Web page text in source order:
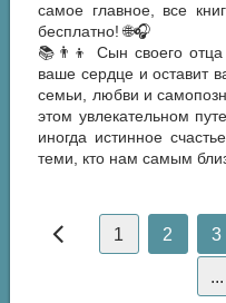
самое главное, все
бесплатно! 🌐🎧
📚👨‍👦 Сын своего отца
ваше сердце и оставит
семьи, любви и
этом увлекательном
иногда истинное
теми, кто нам самым
1 2 3
...